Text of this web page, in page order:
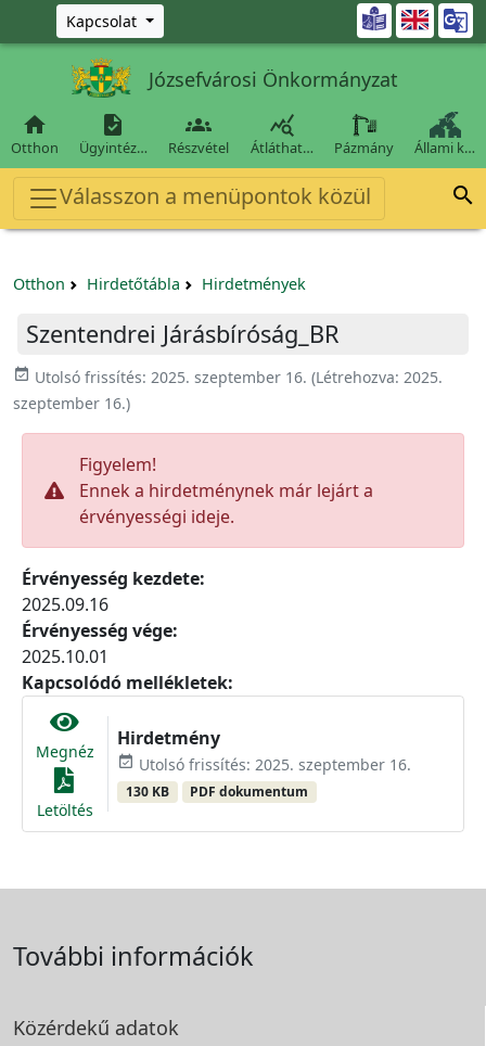
Ugrás a fő tartalomra
Kapcsolat 
Józsefvárosi Önkormányzat

Otthon

Ügyintéz…

Részvétel

Átláthat… Pázmány Állami k…
Válasszon a menüpontok közül 
Otthon Hirdetőtábla Hirdetmények
Szentendrei Járásbíróság_BR
event_available Utolsó frissítés: 2025. szeptember 16. (Létrehozva: 2025.
szeptember 16.)
Figyelem!
Ennek a hirdetménynek már lejárt a
érvényességi ideje.
Érvényesség kezdete:
2025.09.16
Érvényesség vége:
2025.10.01
Kapcsolódó mellékletek:
Megnéz
Letöltés
Hirdetmény
event_available Utolsó frissítés: 2025. szeptember 16.
130 KB PDF dokumentum
További információk
Közérdekű adatok